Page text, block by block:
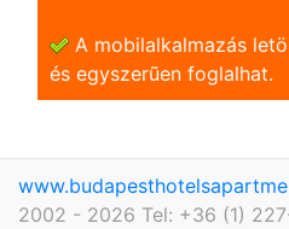
A mobilalkalmazás
és egyszerũen foglalhat.
2002 - 2026 Tel: +36 (1)